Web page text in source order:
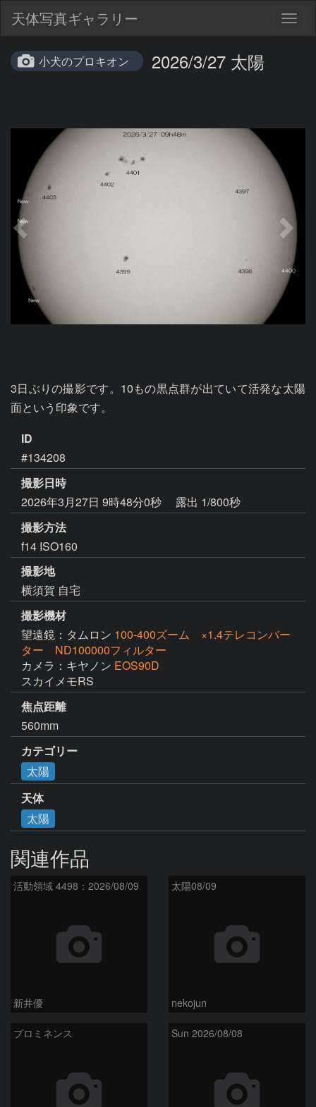
天体写真ギャラリー
小犬のプロキオン 2026/3/27 太陽
3日ぶりの撮影です。10もの黒点群が出ていて活発な太陽
面という印象です。
ID
#134208
撮影日時
2026年3月27日 9時48分0秒
露出 1/800秒
撮影方法
f14 ISO160
撮影地
横須賀 自宅
撮影機材
望遠鏡：タムロン 100-400ズーム ×1.4テレコンバー
ター ND100000フィルター
カメラ：キヤノン EOS90D
スカイメモRS
焦点距離
560mm
カテゴリー
太陽
天体
太陽
関連作品
活動領域 4498：2026/08/09
新井優
太陽08/09
nekojun
プロミネンス Sun 2026/08/08